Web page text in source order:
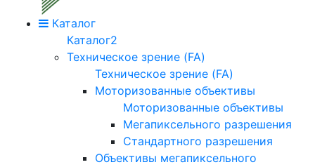
Каталог
Каталог2
Техническое зрение (FA)
Техническое зрение (FA)
Моторизованные объективы
Моторизованные объективы
Мегапиксельного разрешения
Стандартного разрешения
Объективы мегапиксельного